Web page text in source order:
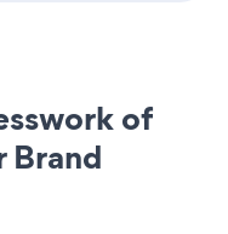
of
Brand